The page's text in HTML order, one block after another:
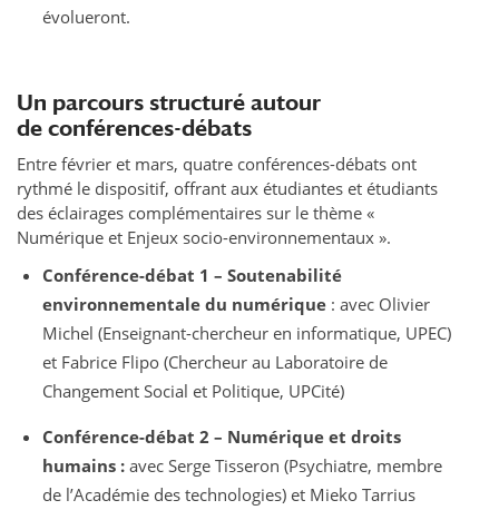
évolueront.
Un parcours structuré autour
de conférences-débats
Entre février et mars, quatre conférences-débats ont
rythmé le dispositif, offrant aux étudiantes et étudiants
des éclairages complémentaires sur le thème «
Numérique et Enjeux socio-environnementaux ».
Conférence-débat 1 – Soutenabilité
environnementale du numérique: avec Olivier
Michel (Enseignant-chercheur en informatique, UPEC)
et Fabrice Flipo (Chercheur au Laboratoire de
Changement Social et Politique, UPCité)
Conférence-débat 2 – Numérique et droits
humains :avec Serge Tisseron (Psychiatre, membre
de l’Académie des technologies) et Mieko Tarrius